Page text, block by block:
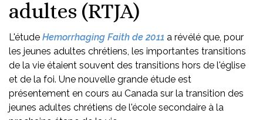
adultes (RTJA)
L'étude Hemorrhaging Faith de 2011 a révélé que, pour
les jeunes adultes chrétiens, les importantes transitions
de la vie étaient souvent des transitions hors de l'église
et de la foi. Une nouvelle grande étude est
présentement en cours au Canada sur la transition des
jeunes adultes chrétiens de l'école secondaire à la